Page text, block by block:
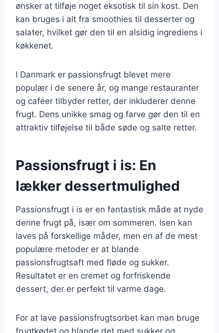
ønsker at tilføje noget eksotisk til sin kost. Den
kan bruges i alt fra smoothies til desserter og
salater, hvilket gør den til en alsidig ingrediens i
køkkenet.
I Danmark er passionsfrugt blevet mere
populær i de senere år, og mange restauranter
og caféer tilbyder retter, der inkluderer denne
frugt. Dens unikke smag og farve gør den til en
attraktiv tilføjelse til både søde og salte retter.
Passionsfrugt i is: En
lækker dessertmulighed
Passionsfrugt i is er en fantastisk måde at nyde
denne frugt på, især om sommeren. Isen kan
laves på forskellige måder, men en af de mest
populære metoder er at blande
passionsfrugtsaft med fløde og sukker.
Resultatet er en cremet og forfriskende
dessert, der er perfekt til varme dage.
For at lave passionsfrugtsorbet kan man bruge
frugtkødet og blande det med sukker og